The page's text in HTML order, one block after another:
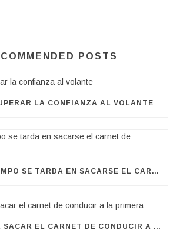
POSTS
LA CONFIANZA AL VOLANTE
¿CUÁNTO TIEMPO SE TARDA EN SACARSE EL CARNET DE CONDUCIR?
PAUTAS PARA SACAR EL CARNET DE CONDUCIR A LA PRIMERA